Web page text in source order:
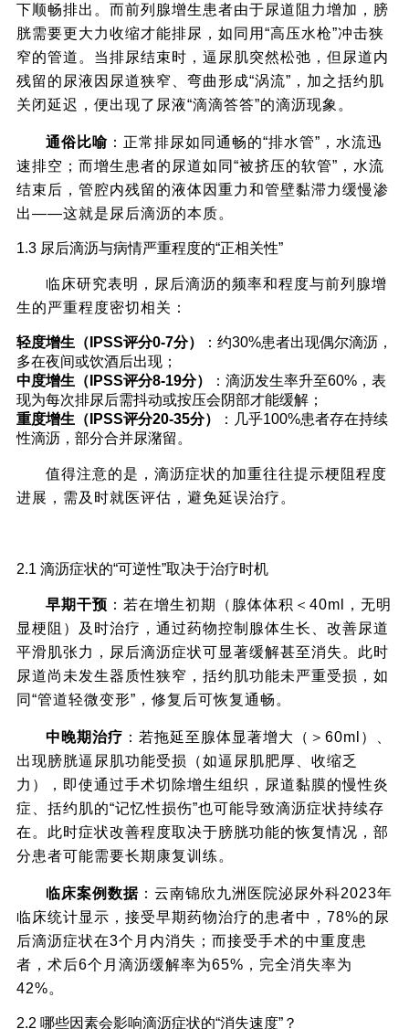
下顺畅排出。而前列腺增生患者由于尿道阻力增加，膀
胱需要更大力收缩才能排尿，如同用“高压水枪”冲击狭
窄的管道。当排尿结束时，逼尿肌突然松弛，但尿道内
残留的尿液因尿道狭窄、弯曲形成“涡流”，加之括约肌
关闭延迟，便出现了尿液“滴滴答答”的滴沥现象。
通俗比喻：正常排尿如同通畅的“排水管”，水流迅
速排空；而增生患者的尿道如同“被挤压的软管”，水流
结束后，管腔内残留的液体因重力和管壁黏滞力缓慢渗
出——这就是尿后滴沥的本质。
1.3 尿后滴沥与病情严重程度的“正相关性”
临床研究表明，尿后滴沥的频率和程度与前列腺增
生的严重程度密切相关：
轻度增生（IPSS评分0-7分）
：约30%患者出现偶尔滴沥，
多在夜间或饮酒后出现；
中度增生（IPSS评分8-19分）
：滴沥发生率升至60%，表
现为每次排尿后需抖动或按压会阴部才能缓解；
重度增生（IPSS评分20-35分）
：几乎100%患者存在持续
性滴沥，部分合并尿潴留。
值得注意的是，滴沥症状的加重往往提示梗阻程度
进展，需及时就医评估，避免延误治疗。
于“治疗是否及时、规范”
2.1 滴沥症状的“可逆性”取决于治疗时机
早期干预 ：若在增生初期（腺体体积＜40ml，无明
显梗阻）及时治疗，通过药物控制腺体生长、改善尿道
平滑肌张力，尿后滴沥症状可显著缓解甚至消失。此时
尿道尚未发生器质性狭窄，括约肌功能未严重受损，如
同“管道轻微变形”，修复后可恢复通畅。
中晚期治疗 ：若拖延至腺体显著增大（＞60ml）、
出现膀胱逼尿肌功能受损（如逼尿肌肥厚、收缩乏
力），即使通过手术切除增生组织，尿道黏膜的慢性炎
症、括约肌的“记忆性损伤”也可能导致滴沥症状持续存
在。此时症状改善程度取决于膀胱功能的恢复情况，部
分患者可能需要长期康复训练。
临床案例数据：云南锦欣九洲医院泌尿外科2023年
临床统计显示，接受早期药物治疗的患者中，78%的尿
后滴沥症状在3个月内消失；而接受手术的中重度患
者，术后6个月滴沥缓解率为65%，完全消失率为
42%。
2.2 哪些因素会影响滴沥症状的“消失速度”？